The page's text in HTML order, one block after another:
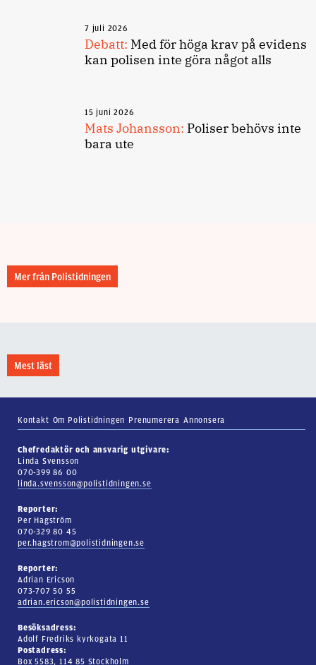
7 juli 2026
Debatt: Med för höga krav på evidens
kan polisen inte göra något alls
15 juni 2026
Mats Johansson: Poliser behövs inte
bara ute
Mer från Polistidningen
Mest läst
Kontakt Om Polistidningen Prenumerera Annonsera
Chefredaktör och ansvarig utgivare:
Linda Svensson
070-399 86 00
linda.svensson@polistidningen.se
Reporter:
Per Hagström
070-329 80 45
per.hagstrom@polistidningen.se
Reporter:
Adrian Ericson
073-707 50 55
adrian.ericson@polistidningen.se
Besöksadress:
Adolf Fredriks kyrkogata 11
Postadress:
Box 5583, 114 85 Stockholm